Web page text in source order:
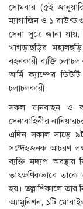
সোমবার (৫ই
ম্যাগাজিন ও ১
সেনা সূত্রে জানা
খাগড়াছড়ির
বহনকারী ব্যক্তি
আর্মি ক্যাম্পের
চলাচলকারী
সকল যানবাহন ও
সেনাবাহিনীর
এদিন সকাল সাড়ে
সন্দেহজনক আচরণ
ব্যক্তি মদ্যপ
তাৎক্ষণিকভাবে
হয়। তল্লাশিকালে তার
অ্যামুনিশন, ১টি